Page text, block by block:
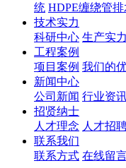
统 HDPE缠绕管
技术实力
科研中心 生产实力
工程案例
项目案例 我们的
新闻中心
公司新闻 行业资
招贤纳士
人才理念 人才招
联系我们
联系方式 在线留